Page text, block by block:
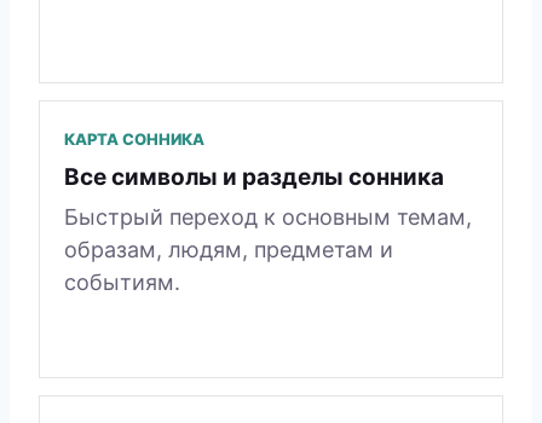
КАРТА СОННИКА
Все символы и разделы сонника
Быстрый переход к основным темам,
образам, людям, предметам и
событиям.